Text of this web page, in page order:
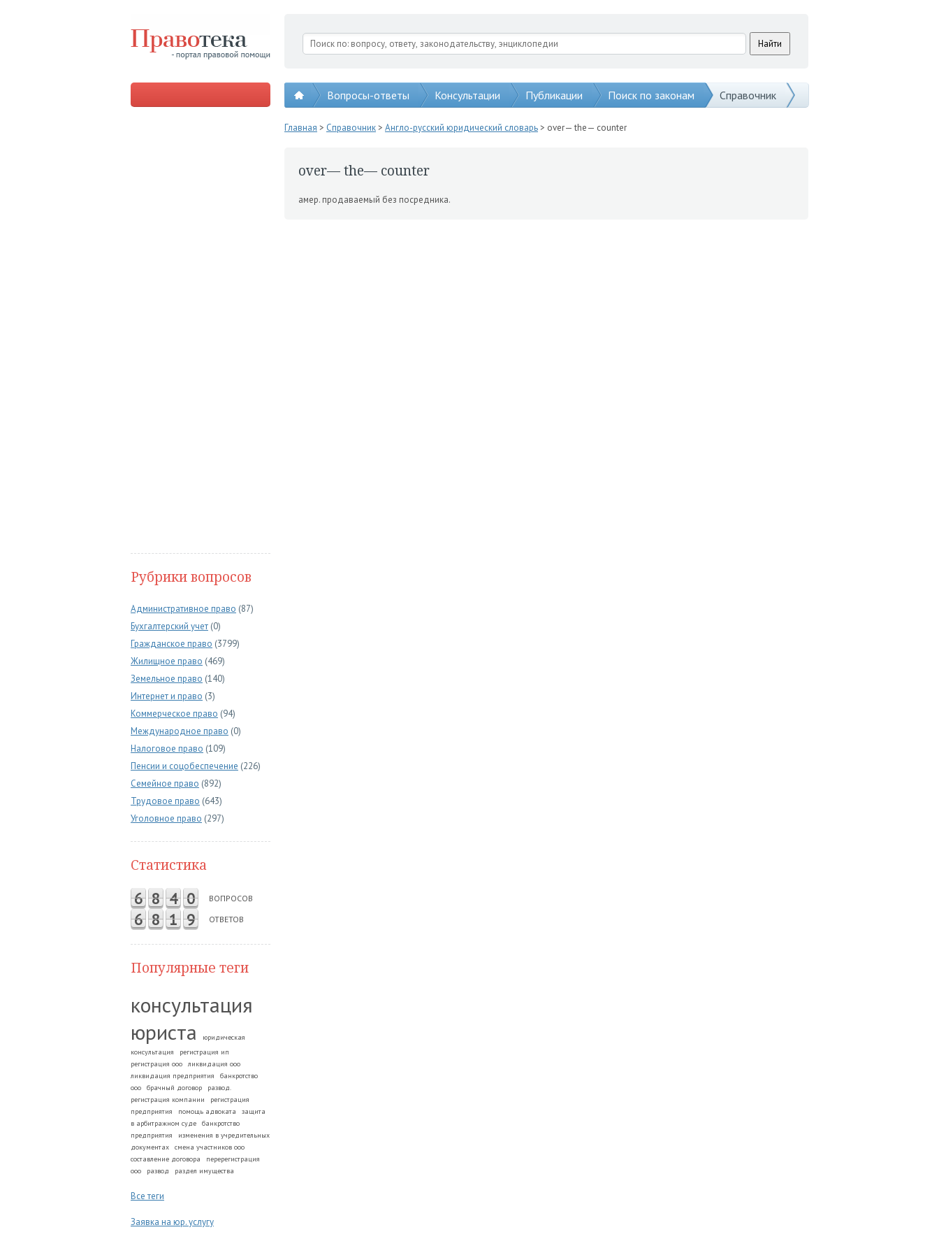
Вопросы-ответы Консультации Публикации Поиск по законам Справочник
Рубрики вопросов
Административное право (87)
Бухгалтерский учет (0)
Гражданское право (3799)
Жилищное право (469)
Земельное право (140)
Интернет и право (3)
Коммерческое право (94)
Международное право (0)
Налоговое право (109)
Пенсии и соцобеспечение (226)
Семейное право (892)
Трудовое право (643)
Уголовное право (297)
Статистика
6 8 4 0 ВОПРОСОВ
6 8 1 9 ОТВЕТОВ
Популярные теги
консультация
юриста
юридическая
консультация
регистрация ип
регистрация ооо
ликвидация ооо
ликвидация предприятия
банкротство
ооо
брачный договор
развод.
регистрация компании
регистрация
предприятия
помощь адвоката
защита
в арбитражном суде
банкротство
предприятия
изменения в учредительных
документах
смена участников ооо
составление договора
перерегистрация
ооо
развод раздел имущества
Все теги
Заявка на юр. услугу
Главная > Справочник> Англо-русский юридический словарь> over— the— counter
over— the— counter
амер. продаваемый без посредника.